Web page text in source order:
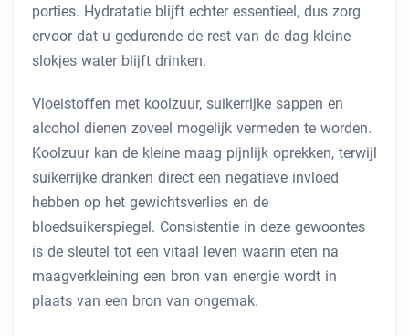
porties. Hydratatie blijft echter essentieel, dus zorg
ervoor dat u gedurende de rest van de dag kleine
slokjes water blijft drinken.
Vloeistoffen met koolzuur, suikerrijke sappen en
alcohol dienen zoveel mogelijk vermeden te worden.
Koolzuur kan de kleine maag pijnlijk oprekken, terwijl
suikerrijke dranken direct een negatieve invloed
hebben op het gewichtsverlies en de
bloedsuikerspiegel. Consistentie in deze gewoontes
is de sleutel tot een vitaal leven waarin eten na
maagverkleining een bron van energie wordt in
plaats van een bron van ongemak.